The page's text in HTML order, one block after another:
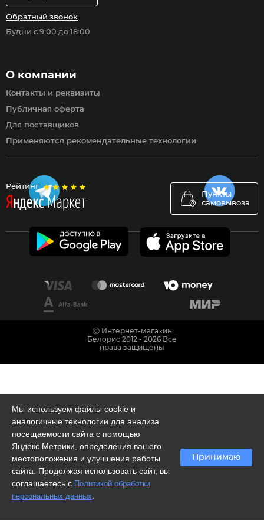
Рейтинг
Пункты
самовывоза
О компании
Контакты и реквизиты
Публичная оферта
Для поставщиков
Применяются рекомендательные технологии
Обратный звонок
Будни с 9:00 до 18:00
Мы используем файлы cookie и
аналогичные технологии для анализа
посещаемости сайта с помощью
Яндекс.Метрики, определения вашего
местоположения и улучшения работы
сайта. Продолжая использовать сайт, вы
соглашаетесь с Политикой обработки
персональных данных
Принимаю
Ⓒ Интернет-магазин
Белорис 2012 - 2026 Все
права защищены